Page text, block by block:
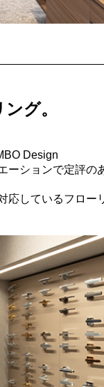
グ。
Design
ーションで定評の
しているフロー